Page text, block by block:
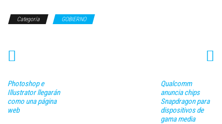
Categoría GOBIERNO
Photoshop e
Illustrator llegarán
como una página
web
Qualcomm
anuncia chips
Snapdragon para
dispositivos de
gama media